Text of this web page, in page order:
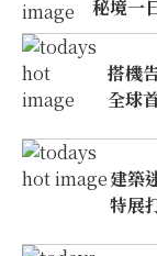
秘境一
搭機
全球
建築
特展